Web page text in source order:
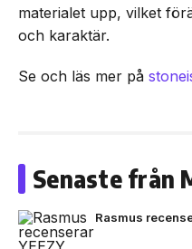
materialet upp, vilket
och karaktär.
Se och läs mer på
Senaste från
Rasmus